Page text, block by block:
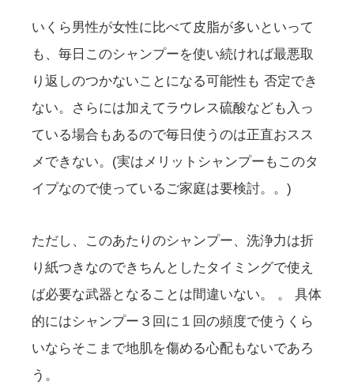
いくら男性が女性に比べて皮脂が多いといって
も、毎日このシャンプーを使い続ければ最悪取
り返しのつかないことになる可能性も 否定でき
ない。さらには加えてラウレス硫酸なども入っ
ている場合もあるので毎日使うのは正直おスス
メできない。(実はメリットシャンプーもこのタ
イプなので使っているご家庭は要検討。。)
ただし、このあたりのシャンプー、洗浄力は折
り紙つきなのできちんとしたタイミングで使え
ば必要な武器となることは間違いない。 。 具体
的にはシャンプー３回に１回の頻度で使うくら
いならそこまで地肌を傷める心配もないであろ
う。